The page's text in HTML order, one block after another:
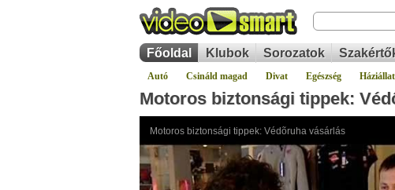
Főoldal Klubok Sorozatok
Autó Csináld magad Divat Egészség Háziállat
Motoros biztonsági tippek: